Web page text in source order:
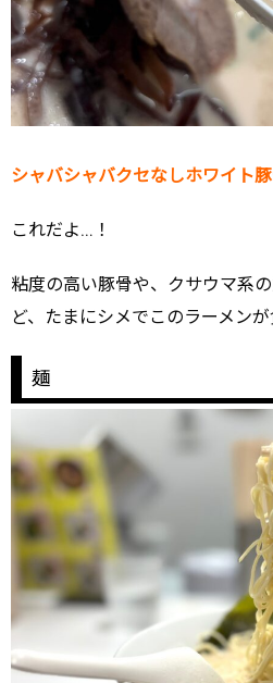
シャバシャバクセなしホワイト豚
これだよ…！
粘度の高い豚骨や、クサウマ系
ど、たまにシメでこのラーメン
麺